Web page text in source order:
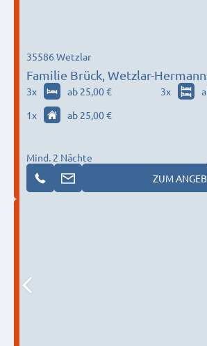
Familie Brück, Wetzlar-
35586 Wetzlar
3x ab 25,00 € 3x
1x ab 25,00 €
Mind. 2 Nächte
ZUM